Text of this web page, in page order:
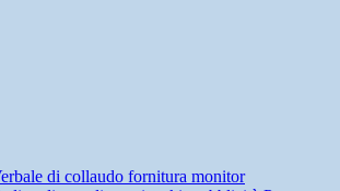
di collaudo fornitura monitor